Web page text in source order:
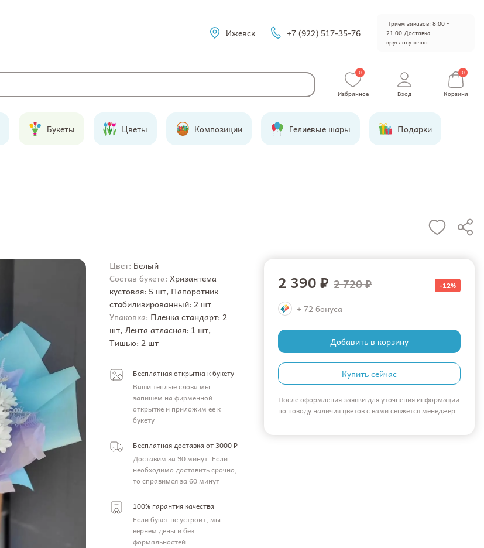
Ижевск +7 (922) 517-35-76
Приём заказов: 8:00 -
21:00 Доставка
круглосуточно
0
Избранное Вход
0
Корзина
Букеты Цветы Композиции Гелиевые шары Подарки
Цвет: Белый
Состав букета: Хризантема
кустовая: 5 шт, Папоротник
стабилизированный: 2 шт
Упаковка: Пленка стандарт: 2
шт, Лента атласная: 1 шт,
Тишью: 2 шт
Бесплатная открытка к букету
Ваши теплые слова мы
запишем на фирменной
открытке и приложим ее к
букету
Бесплатная доставка от 3000 ₽
Доставим за 90 минут. Если
необходимо доставить срочно,
то справимся за 60 минут
100% гарантия качества
Если букет не устроит, мы
вернем деньги без
формальностей
2 390 ₽ 2 720 ₽ -12%
+ 72 бонуса
Добавить в корзину
Купить сейчас
После оформления заявки для уточнения информации
по поводу наличия цветов с вами свяжется менеджер.